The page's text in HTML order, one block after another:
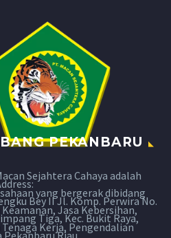
Sejahtera Cahaya adalah
yang bergerak dibidang
Keamanan, Jasa Kebersihan,
Tenaga Kerja, Pengendalian
PEKANBARU
Bey II Jl. Komp. Perwira No.
Tiga, Kec. Bukit Raya,